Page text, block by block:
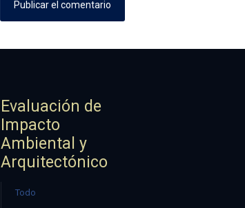
Evaluación de
Impacto
Ambiental y
Arquitectónico
Todo